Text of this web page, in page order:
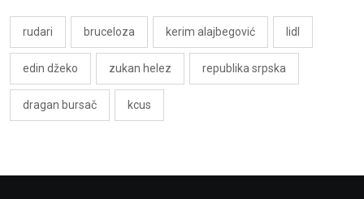
rudari bruceloza kerim alajbegović lidl
edin džeko zukan helez republika srpska
dragan bursač kcus